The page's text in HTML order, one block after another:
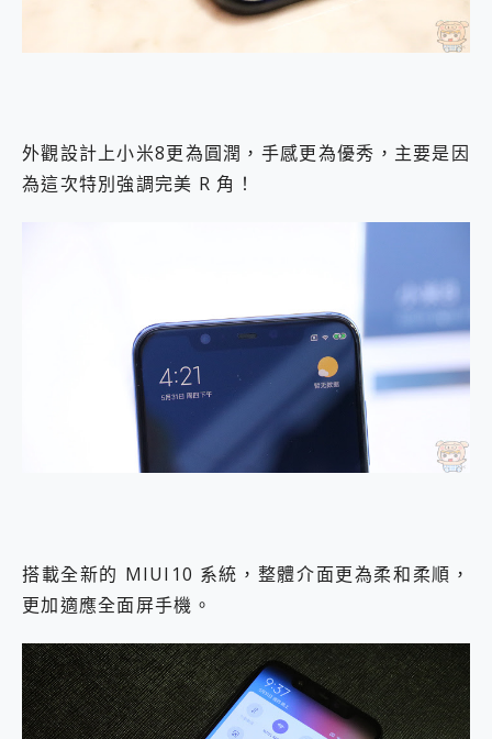
外觀設計上小米8更為圓潤，手感更為優秀，主要是因
為這次特別強調完美 R 角！
搭載全新的 MIUI10 系統，整體介面更為柔和柔順，
更加適應全面屏手機。